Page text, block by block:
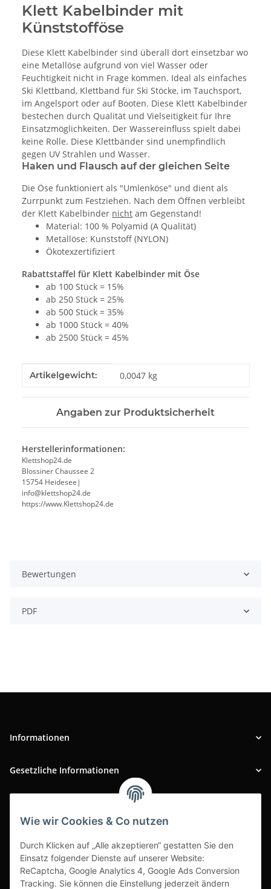
Wie wir Cookies & Co nutzen
Durch Klicken auf „Alle akzeptieren“ gestatten Sie den
Einsatz folgender Dienste auf unserer Website:
ReCaptcha, Google Analytics 4, Google Ads Conversion
Tracking. Sie können die Einstellung jederzeit ändern
Klett Kabelbinder mit
Künststofföse
Diese Klett Kabelbinder sind überall dort einsetzbar wo
eine Metallöse aufgrund von viel Wasser oder
Feuchtigkeit nicht in Frage kommen. Ideal als einfaches
Ski Klettband, Klettband für Ski Stöcke, im Tauchsport,
im Angelsport oder auf Booten. Diese Klett Kabelbinder
bestechen durch Qualität und Vielseitigkeit für Ihre
Einsatzmöglichkeiten. Der Wassereinfluss spielt dabei
keine Rolle. Diese Klettbänder sind unempfindlich
gegen UV Strahlen und Wasser.
Haken und Flausch auf der gleichen Seite
Die Öse funktioniert als "Umlenköse" und dient als
Zurrpunkt zum Festziehen. Nach dem Öffnen verbleibt
der Klett Kabelbinder nicht am Gegenstand!
Material: 100 % Polyamid (A Qualität)
Metallöse: Kunststoff (NYLON)
Ökotexzertifiziert
Rabattstaffel für Klett Kabelbinder mit Öse
ab 100 Stück = 15%
ab 250 Stück = 25%
ab 500 Stück = 35%
ab 1000 Stück = 40%
ab 2500 Stück = 45%
Produkteigenschaft
Wert
Artikelgewicht: 0,0047 kg
Angaben zur Produktsicherheit
Herstellerinformationen:
Klettshop24.de
Blossiner Chaussee 2
15754 Heidesee|
info@klettshop24.de
https://www.Klettshop24.de
Bewertungen
PDF
Informationen
Gesetzliche Informationen